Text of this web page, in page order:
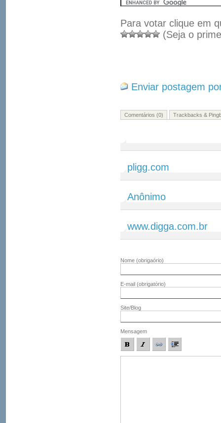
Para votar clique em
(Seja o
Enviar postagem
Comentários (0) Trackbacks &
pligg.com
Anônimo
www.digga.com.br
Nome (obrigaório)
E-mail (obrigatório)
Site/Blog
Mensagem